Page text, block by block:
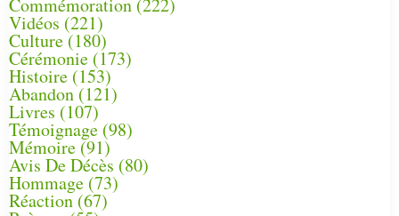
Vidéos (221)
Culture(180)
Cérémonie (173)
Histoire (153)
Abandon(121)
Livres (107)
Témoignage (98)
Mémoire (91)
Avis De Décès (80)
Hommage (73)
Réaction(67)